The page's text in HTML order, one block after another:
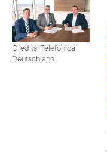
Credits: Telefónica
Deutschland